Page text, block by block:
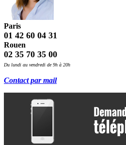
Paris
01 42 60 04 31
Rouen
02 35 70 35 00
Du lundi au vendredi de 9h à 20h
Contact par mail